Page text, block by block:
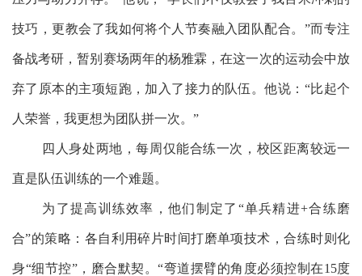
技巧，更教会了我如何将个人节奏融入团队配合。”而专注
备战考研，暂别赛场两年的杨雅霖，在这一次的运动会中放
弃了原本的主项短跑，加入了接力的队伍。他说：“比起个
人荣誉，我更想为团队拼一次。”
四人身处两地，每周仅能合练一次，校区距离较远一
直是队伍训练的一个难题。
为了提高训练效率，他们制定了“单兵精进+合练磨
合”的策略：各自利用碎片时间打磨单项技术，合练时则化
身“细节控”，磨合默契。“弯道摆臂的角度必须控制在15度